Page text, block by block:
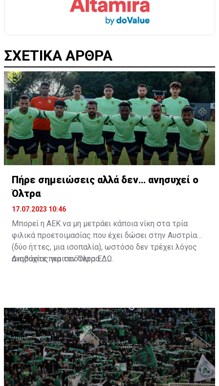
ΣΧΕΤΙΚΑ ΑΡΘΡΑ
Πήρε σημειώσεις αλλά δεν… ανησυχεί ο
Όλτρα
17.07.2023 10:46
Μπορεί η ΑΕΚ να μη μετράει κάποια νίκη στα τρία
φιλικά προετοιμασίας που έχει δώσει στην Αυστρία
(δύο ήττες, μια ισοπαλία), ωστόσο δεν τρέχει λόγος
ανησυχίας για τον Όλτρα.
Διαβάστε περισσότεραΕΔΩ